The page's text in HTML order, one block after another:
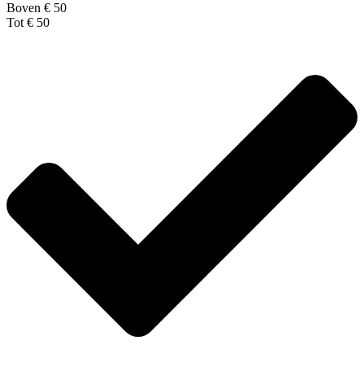
Boven € 50
Tot € 50